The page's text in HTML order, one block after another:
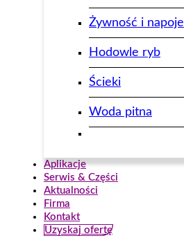
Żywność i napoje
Hodowle ryb
Ścieki
Woda pitna
Aplikacje
Serwis & Części
Aktualności
Firma
Kontakt
Uzyskaj ofertę